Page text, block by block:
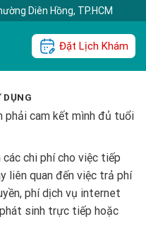
Diên Hồng, TP.HCM
Đặt Lịch Khám
phải cam kết mình đủ tuổi
các chi phí cho việc tiếp
liên quan đến việc trả phí
phí dịch vụ internet
sinh trực tiếp hoặc